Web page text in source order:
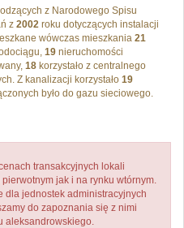
z Narodowego Spisu
z 2002 roku dotyczących instalacji
wówczas mieszkania 21
19 nieruchomości
18 korzystało z centralnego
Z kanalizacji korzystało 19
było do gazu sieciowego.
transakcyjnych lokali
jak i na rynku wtórnym.
dla jednostek administracyjnych
do zapoznania się z nimi
aleksandrowskiego.